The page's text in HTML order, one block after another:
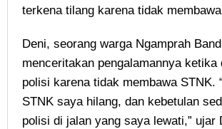
terkena tilang karena tidak
Deni, seorang warga Ngamprah
menceritakan pengalamannya ketika
polisi karena tidak membawa STNK.
STNK saya hilang, dan kebetulan
polisi di jalan yang saya lewati,” ujar